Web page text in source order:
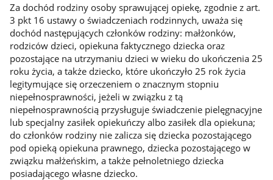
Za dochód rodziny osoby sprawującej opiekę, zgodnie z art.
3 pkt 16 ustawy o świadczeniach rodzinnych, uważa się
dochód następujących członków rodziny: małżonków,
rodziców dzieci, opiekuna faktycznego dziecka oraz
pozostające na utrzymaniu dzieci w wieku do ukończenia 25
roku życia, a także dziecko, które ukończyło 25 rok życia
legitymujące się orzeczeniem o znacznym stopniu
niepełnosprawności, jeżeli w związku z tą
niepełnosprawnością przysługuje świadczenie pielęgnacyjne
lub specjalny zasiłek opiekuńczy albo zasiłek dla opiekuna;
do członków rodziny nie zalicza się dziecka pozostającego
pod opieką opiekuna prawnego, dziecka pozostającego w
związku małżeńskim, a także pełnoletniego dziecka
posiadającego własne dziecko.